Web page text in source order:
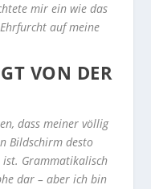
mir ein wie das
auf meine
VON DER
dass meiner völlig
Bildschirm desto
Grammatikalisch
dar – aber ich bin